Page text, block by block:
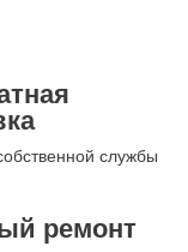
службы
ремонт